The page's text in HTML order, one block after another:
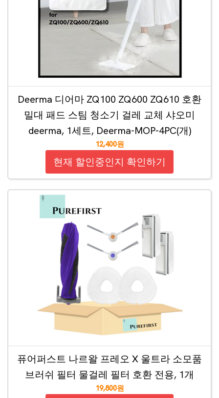
Deerma 디어마 ZQ100 ZQ600 ZQ610 호환
밀대 패드 스팀 청소기 걸레 교체 샤오미
deerma, 1세트, Deerma-MOP-4PC(개)
12,400원
현재 할인중인지 확인하기
퓨어퍼스트 나르왈 프레오 X 울트라 소모품
브러쉬 필터 물걸레 필터 호환 전용, 1개
19,800원